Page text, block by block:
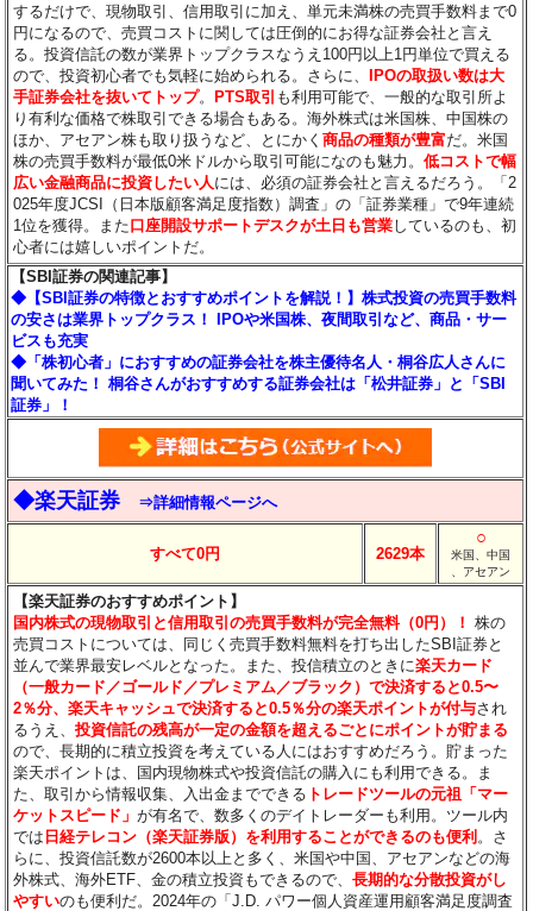
するだけで、現物取引、信用取引に加え、単元未満株の売買手数料まで0
円になるので、売買コストに関しては圧倒的にお得な証券会社と言え
る。投資信託の数が業界トップクラスなうえ100円以上1円単位で買える
ので、投資初心者でも気軽に始められる。さらに、
IPOの取扱い数は大
手証券会社を抜いてトップ。 PTS取引 も利用可能で、一般的な取引所よ
り有利な価格で株取引できる場合もある。海外株式は米国株、中国株の
ほか、アセアン株も取り扱うなど、とにかく商品の種類が豊富だ。米国
株の売買手数料が最低0米ドルから取引可能になのも魅力。低コストで幅
広い金融商品に投資したい人 には、必須の証券会社と言えるだろう。「2
025年度JCSI（日本版顧客満足度指数）調査」の「証券業種」で9年連続
1位を獲得。また口座開設サポートデスクが土日も営業しているのも、初
心者には嬉しいポイントだ。
【SBI証券の関連記事】
◆【SBI証券の特徴とおすすめポイントを解説！】株式投資の売買手数料
の安さは業界トップクラス！ IPOや米国株、夜間取引など、商品・サー
ビスも充実
◆「株初心者」におすすめの証券会社を株主優待名人・桐谷広人さんに
聞いてみた！ 桐谷さんがおすすめする証券会社は「松井証券」と「SBI
証券」！
◆楽天証券 ⇒詳細情報ページへ
すべて0円 2629本
○
米国、中国
、アセアン
【楽天証券のおすすめポイント】
国内株式の現物取引と信用取引の売買手数料が完全無料（0円）！ 株の
売買コストについては、同じく売買手数料無料を打ち出したSBI証券と
並んで業界最安レベルとなった。また、投信積立のときに楽天カード
（一般カード／ゴールド／プレミアム／ブラック）で決済すると0.5〜
2％分、楽天キャッシュで決済すると0.5％分の楽天ポイントが付与され
るうえ、投資信託の残高が一定の金額を超えるごとにポイントが貯まる
ので、長期的に積立投資を考えている人にはおすすめだろう。貯まった
楽天ポイントは、国内現物株式や投資信託の購入にも利用できる。ま
た、取引から情報収集、入出金までできる トレードツールの元祖「マー
ケットスピード」が有名で、数多くのデイトレーダーも利用。ツール内
では 日経テレコン（楽天証券版）を利用することができるのも便利 。さ
らに、投資信託数が2600本以上と多く、米国や中国、アセアンなどの海
外株式、海外ETF、金の積立投資もできるので、長期的な分散投資がし
やすいのも便利だ。2024年の「J.D. パワー個人資産運用顧客満足度調査